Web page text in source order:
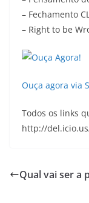
– Fechamento
– Right to be
Ouça agora via
Todos os links
http://
Qual vai ser a